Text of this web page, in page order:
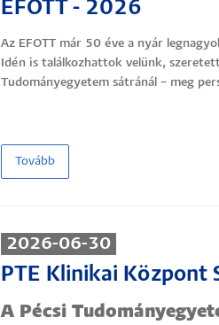
EFOTT - 2026
Az EFOTT már 50 éve a nyár
Idén is találkozhattok velünk,
Tudományegyetem sátránál – meg
Tovább
2026-06-30
PTE Klinikai Központ
A Pécsi